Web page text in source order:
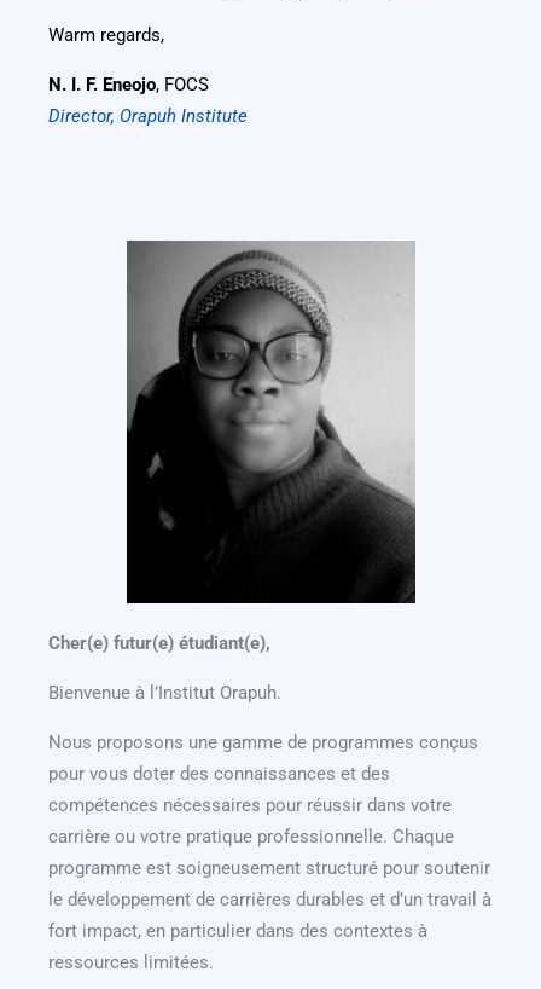
Warm regards,
N. I. F. Eneojo, FOCS
Director, Orapuh Institute
Cher(e) futur(e) étudiant(e),
Bienvenue à l’Institut Orapuh.
Nous proposons une gamme de programmes conçus
pour vous doter des connaissances et des
compétences nécessaires pour réussir dans votre
carrière ou votre pratique professionnelle. Chaque
programme est soigneusement structuré pour soutenir
le développement de carrières durables et d’un travail à
fort impact, en particulier dans des contextes à
ressources limitées.